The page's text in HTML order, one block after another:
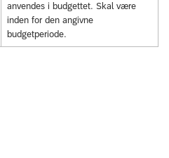
anvendes i budgettet. Skal være
inden for den angivne
budgetperiode.